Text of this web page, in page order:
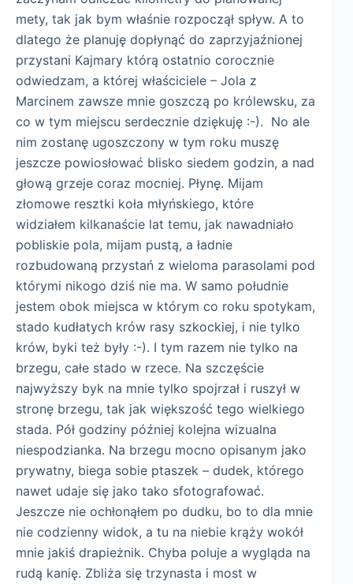
mety, tak jak bym właśnie rozpoczął spływ. A to
dlatego że planuję dopłynąć do zaprzyjaźnionej
przystani Kajmary którą ostatnio corocznie
odwiedzam, a której właściciele – Jola z
Marcinem zawsze mnie goszczą po królewsku, za
co w tym miejscu serdecznie dziękuję :-). No ale
nim zostanę ugoszczony w tym roku muszę
jeszcze powiosłować blisko siedem godzin, a nad
głową grzeje coraz mocniej. Płynę. Mijam
złomowe resztki koła młyńskiego, które
widziałem kilkanaście lat temu, jak nawadniało
pobliskie pola, mijam pustą, a ładnie
rozbudowaną przystań z wieloma parasolami pod
którymi nikogo dziś nie ma. W samo południe
jestem obok miejsca w którym co roku spotykam,
stado kudłatych krów rasy szkockiej, i nie tylko
krów, byki też były :-). I tym razem nie tylko na
brzegu, całe stado w rzece. Na szczęście
najwyższy byk na mnie tylko spojrzał i ruszył w
stronę brzegu, tak jak większość tego wielkiego
stada. Pół godziny później kolejna wizualna
niespodzianka. Na brzegu mocno opisanym jako
prywatny, biega sobie ptaszek – dudek, którego
nawet udaje się jako tako sfotografować.
Jeszcze nie ochłonąłem po dudku, bo to dla mnie
nie codzienny widok, a tu na niebie krąży wokół
mnie jakiś drapieżnik. Chyba poluje a wygląda na
rudą kanię. Zbliża się trzynasta i most w